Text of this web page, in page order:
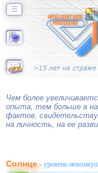
☰
Чем более
опыта, тем больше в
фактов,
на личность, на ее
Солнце- уровень